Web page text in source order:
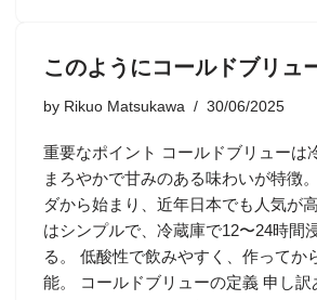
このようにコールドブリュ
by Rikuo Matsukawa 30/06/2025
重要なポイント コールドブリューは
まろやかで甘みのある味わいが特徴
ダから始まり、近年日本でも人気が
はシンプルで、冷蔵庫で12〜24時間
る。 低酸性で飲みやすく、作ってか
能。 コールドブリューの定義 申し訳